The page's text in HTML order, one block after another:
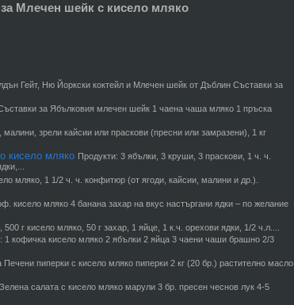
за Млечен шейк с кисело мляко
Гейт, Ню Йоркски коктейл и Млечен шейк от Дъблин Съставки за
за Ябълковия млечен шейк 1 чаена чаша мляко 1 пръска
малини, зрели кайсии или праскови (пресни или замразени), 1 кг
кисело мляко Продукти: 3 ябълки, 3 круши, 3 праскови, 1 ч. ч.
мляко, 1 1/2 ч. ч. конфитюр (от ягоди, кайсии, малини и др.).
кисело мляко 4 банана захар на вкус настъргани ядки – по желание
г кисело мляко, 50 г захар, 1 яйце, 1 к.ч. орехови ядки, 1/2 ч.л....
1 кофичка кисело мляко 2 ябълки 2 яйца 3 чаени чаши брашно 2/3
Печени пиперки с кисело мляко пиперки 2 кг (20 бр.) растително масло
салата с кисело мляко марули 3 бр. пресен чеснов лук 4-5